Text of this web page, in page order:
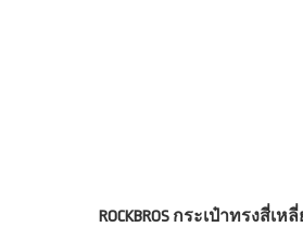
ROCKBROS กระเป๋าทรงสี่เห